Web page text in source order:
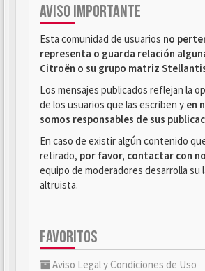
AVISO IMPORTANTE
Esta comunidad de usuarios no
representa o guarda relación
Citroën o su grupo matriz
Los mensajes publicados reflejan la
de los usuarios que las escriben y en
somos responsables de sus
En caso de existir algún contenido
retirado, por favor, contactar con
equipo de moderadores desarrolla su
altruista.
FAVORITOS
Aviso Legal y Condiciones de Uso